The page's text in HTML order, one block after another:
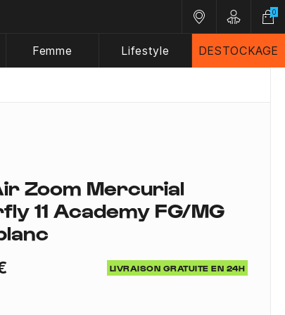
Nos magasins
Customer
0
Femme Lifestyle DESTOCKAGE
Zoom Mercurial
11 Academy FG/MG
LIVRAISON GRATUITE EN 24H